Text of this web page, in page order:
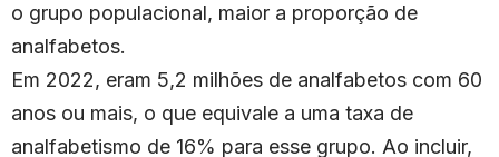
o grupo populacional, maior a proporção de
analfabetos.
Em 2022, eram 5,2 milhões de analfabetos com 60
anos ou mais, o que equivale a uma taxa de
analfabetismo de 16% para esse grupo. Ao incluir,